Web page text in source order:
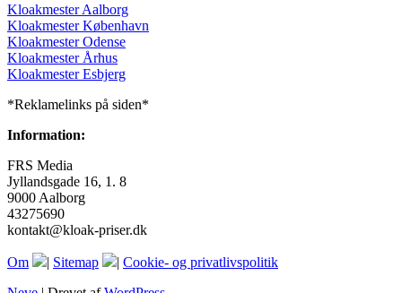
Kloakmester Aalborg
Kloakmester København
Kloakmester Odense
Kloakmester Århus
Kloakmester Esbjerg
*Reklamelinks på siden*
Information:
FRS Media
Jyllandsgade 16, 1. 8
9000 Aalborg
43275690
kontakt@kloak-priser.dk
Om | Sitemap | Cookie- og privatlivspolitik